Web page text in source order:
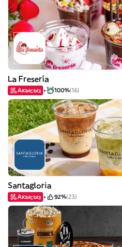
La Fresería
Акысыз 100%(16)
Santagloria
Акысыз 92%(23)